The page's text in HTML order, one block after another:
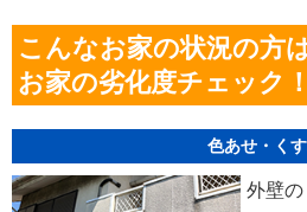
こんなお家の状況の方
お家の劣化度チェック！
色あせ・く
外壁